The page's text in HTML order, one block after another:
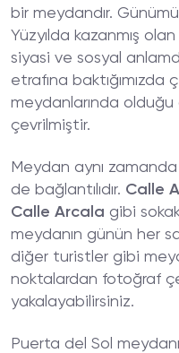
bir meydandır.
Yüzyılda kazanmış
siyasi ve sosyal
etrafına
meydanlarında
çevrilmiştir.
Meydan aynı
de bağlantılıdır. Calle
Calle Arcala gibi
meydanın günün her
diğer turistler gibi
noktalardan fotoğraf
yakalayabilirsiniz.
Puerta del Sol